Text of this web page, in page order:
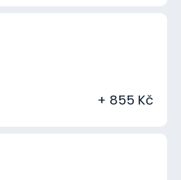
+ 855 Kč